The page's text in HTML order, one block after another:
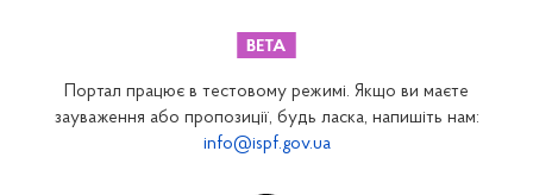
Закарпатське відділення
Запорізьке відділення
Портал працює в тестовому режимі. Якщо ви маєте
зауваження або пропозиції, будь ласка, напишіть нам:
info@ispf.gov.ua